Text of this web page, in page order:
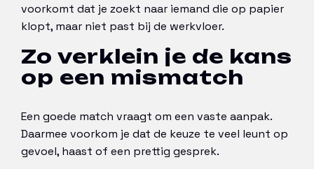
voorkomt dat je zoekt naar iemand die op papier
klopt, maar niet past bij de werkvloer.
Zo verklein je de kans
op een mismatch
Een goede match vraagt om een vaste aanpak.
Daarmee voorkom je dat de keuze te veel leunt op
gevoel, haast of een prettig gesprek.